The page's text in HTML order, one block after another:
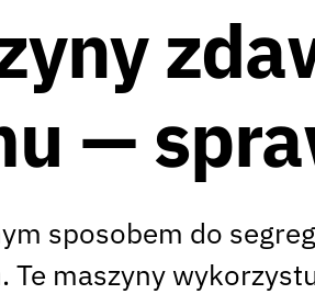
—
sposobem do
. Te maszyny